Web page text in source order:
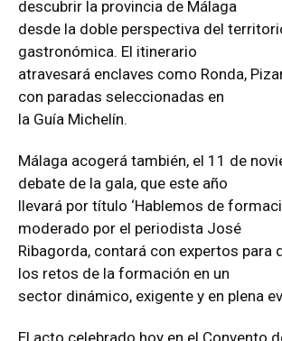
descubrir la provincia de Málaga
desde la doble perspectiva del
gastronómica. El itinerario
atravesará enclaves como Ronda,
con paradas seleccionadas en
la Guía Michelín.
Málaga acogerá también, el 11 de
debate de la gala, que este año
llevará por título ‘Hablemos de
moderado por el periodista José
Ribagorda, contará con expertos para
los retos de la formación en un
sector dinámico, exigente y en plena
El acto celebrado hoy en el Convento